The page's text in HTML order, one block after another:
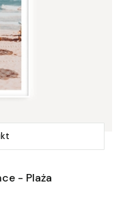
- Plaża